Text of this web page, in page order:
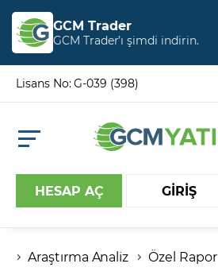
GCM Trader
GCM Trader’ı şimdi indirin.
Lisans No: G-039 (398)
HESAP AÇ GİRİŞ
Hesap numaranız
Araştırma Analiz Özel Rapor